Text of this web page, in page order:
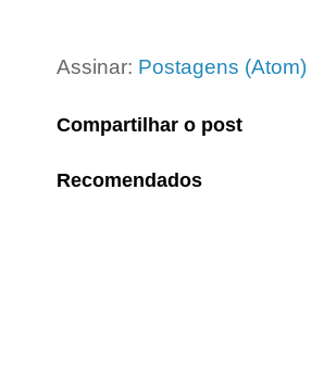
Assinar: Postagens (Atom)
Compartilhar o post
Recomendados